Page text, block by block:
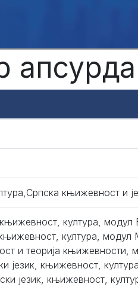
апсурда
књижевност и
култура, модул
култура, модул
и теорија књижевности,
језик, књижевност,
језик, књижевност,